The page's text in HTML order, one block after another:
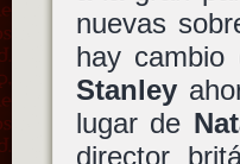
nuevas
hay
Stanley
lugar de
director